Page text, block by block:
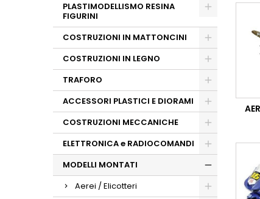
PLASTIMODELLISMO RESINA
FIGURINI
COSTRUZIONI IN MATTONCINI
COSTRUZIONI IN LEGNO
TRAFORO
ACCESSORI PLASTICI E DIORAMI
COSTRUZIONI MECCANICHE
ELETTRONICA e RADIOCOMANDI
MODELLI MONTATI
Aerei / Elicotteri